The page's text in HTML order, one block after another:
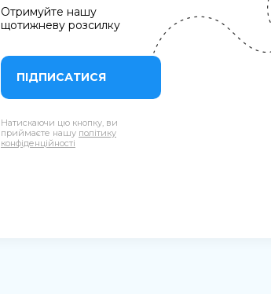
Отримуйте нашу
щотижневу розсилку
ПІДПИСАТИСЯ
Натискаючи цю кнопку, ви
приймаєте нашу політику
конфіденційності